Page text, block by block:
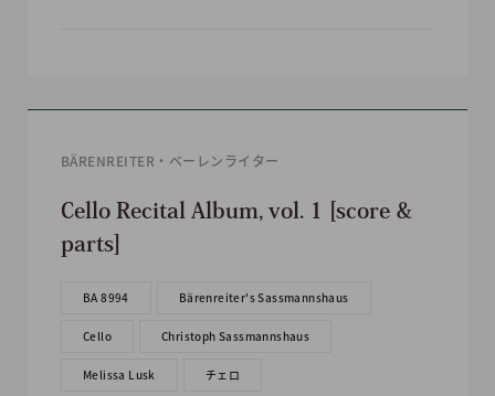
BÄRENREITER・ベーレンライター
Cello Recital Album, vol. 1 [score &
parts]
BA 8994 Bärenreiter's Sassmannshaus
Cello Christoph Sassmannshaus
Melissa Lusk チェロ